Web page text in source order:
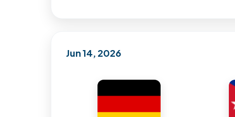
Jun 14, 2026